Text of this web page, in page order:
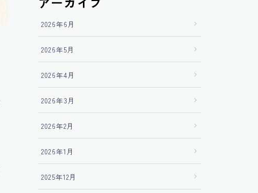
2026年6月
2026年5月
2026年4月
2026年3月
2026年2月
2026年1月
2025年12月